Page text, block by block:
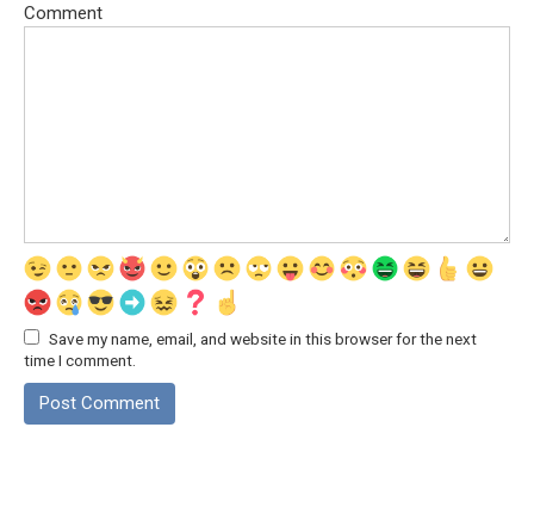
Comment
Save my name, email, and website in this browser for the next
time I comment.